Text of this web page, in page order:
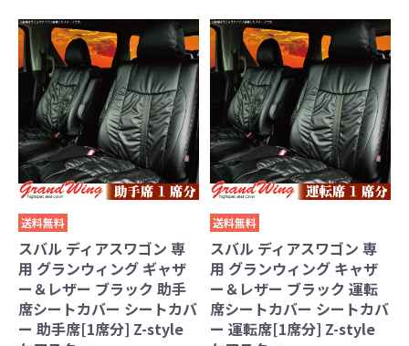
送料無料
スバル ディアスワゴン 専
用 グランウィング ギャザ
ー＆レザー ブラック 助手
席シートカバー シートカバ
ー 助手席[1席分] Z-style
送料無料
スバル ディアスワゴン 専
用 グランウィング キャザ
ー＆レザー ブラック 運転
席シートカバー シートカバ
ー 運転席[1席分] Z-style